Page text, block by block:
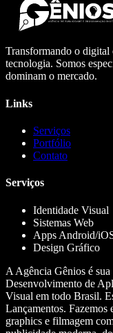
Transformando o digital
tecnologia. Somos
dominam o mercado.
Links
Serviços
Portfólio
Contato
Serviços
Identidade Visual
Sistemas Web
Apps Android/
Design Gráfico
A Agência Gênios é
Desenvolvimento de
Visual em todo Brasil.
Lançamentos.
graphics e filmagem